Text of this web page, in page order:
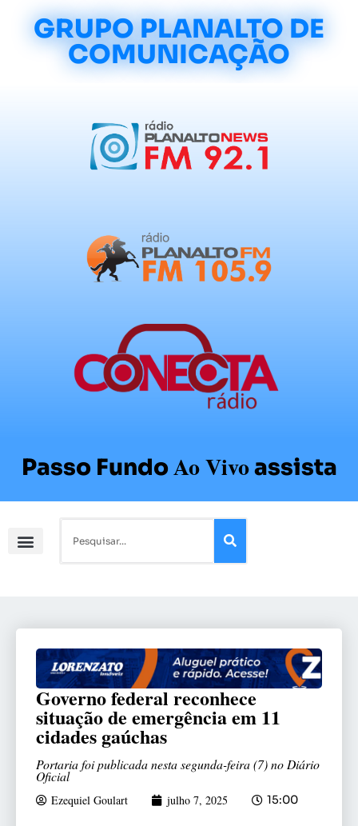
GRUPO PLANALTO DE
COMUNICAÇÃO
Passo FundoAo Vivoassista
Governo federal reconhece
situação de emergência em 11
cidades gaúchas
Portaria foi publicada nesta segunda-feira (7) no Diário
Oficial
Ezequiel Goulart julho 7, 2025 15:00